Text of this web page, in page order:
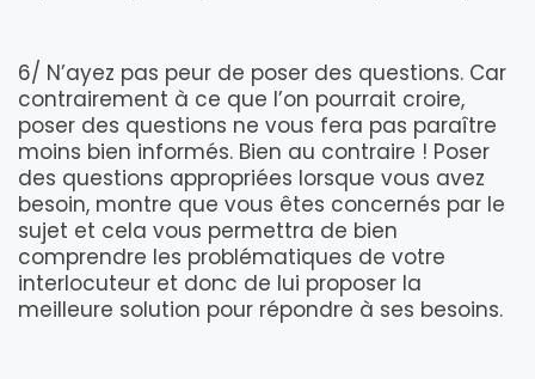
6/ N’ayez pas peur de poser des questions. Car
contrairement à ce que l’on pourrait croire,
poser des questions ne vous fera pas paraître
moins bien informés. Bien au contraire ! Poser
des questions appropriées lorsque vous avez
besoin, montre que vous êtes concernés par le
sujet et cela vous permettra de bien
comprendre les problématiques de votre
interlocuteur et donc de lui proposer la
meilleure solution pour répondre à ses besoins.